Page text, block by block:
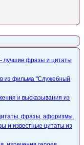
лучшие фразы и цитаты
из фильма "Служебный
и высказывания из
фразы, афоризмы.
и известные цитаты из